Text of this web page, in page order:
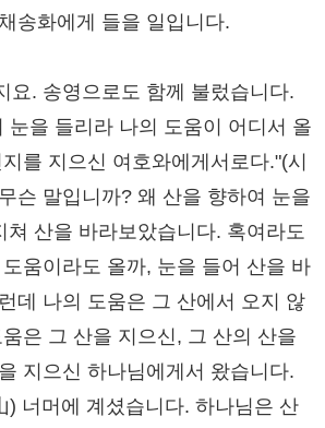
송화에게 들을 일입니다.
요. 송영으로도 함께 불렀습니다.
눈을 들리라 나의 도움이 어디서 올
를 지으신 여호와에게서로다."(시
슨 말입니까? 왜 산을 향하여 눈을
쳐 산을 바라보았습니다. 혹여라도
움이라도 올까, 눈을 들어 산을 바
데 나의 도움은 그 산에서 오지 않
은 그 산을 지으신, 그 산의 산을
지으신 하나님에게서 왔습니다.
) 너머에 계셨습니다. 하나님은 산